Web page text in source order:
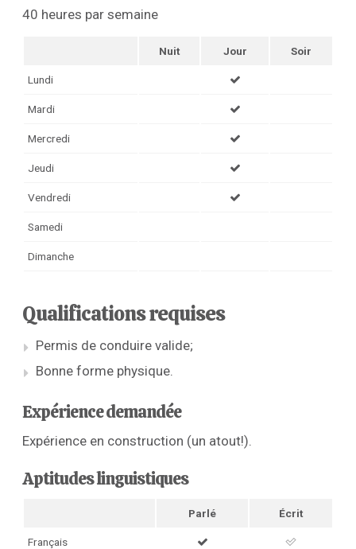
40 heures par semaine
Nuit Jour Soir
Lundi
Mardi
Mercredi
Jeudi
Vendredi
Samedi
Dimanche
Qualifications requises
Permis de conduire valide;
Bonne forme physique.
Expérience demandée
Expérience en construction (un atout!).
Aptitudes linguistiques
Parlé Écrit
Français